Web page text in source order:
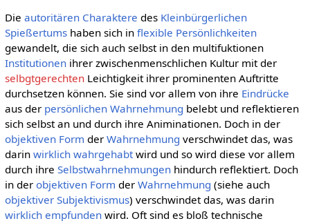
Die autoritären Charaktere des Kleinbürgerlichen
Spießertumshaben sich in flexible Persönlichkeiten
gewandelt, die sich auch selbst in den multifuktionen
Institutionenihrer zwischenmenschlichen Kultur mit der
selbgtgerechtenLeichtigkeit ihrer prominenten Auftritte
durchsetzen können. Sie sind vor allem von ihre Eindrücke
aus der persönlichen Wahrnehmung belebt und reflektieren
sich selbst an und durch ihre Animinationen. Doch in der
objektiven Form der Wahrnehmung verschwindet das, was
darin wirklich wahrgehabtwird und so wird diese vor allem
durch ihre Selbstwahrnehmungenhindurch reflektiert. Doch
in der objektiven Form der Wahrnehmung (siehe auch
objektiver Subjektivismus) verschwindet das, was darin
wirklich empfundenwird. Oft sind es bloß technische